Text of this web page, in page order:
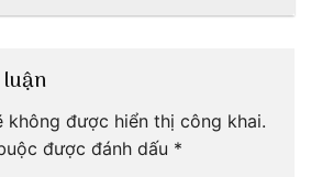
không được hiển thị công khai.
được đánh dấu *